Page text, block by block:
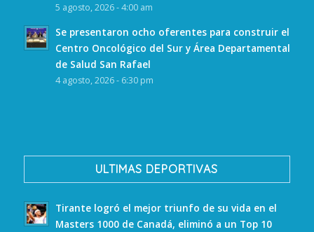
5 agosto, 2026 - 4:00 am
Se presentaron ocho oferentes para construir el
Centro Oncológico del Sur y Área Departamental
de Salud San Rafael
4 agosto, 2026 - 6:30 pm
ULTIMAS DEPORTIVAS
Tirante logró el mejor triunfo de su vida en el
Masters 1000 de Canadá, eliminó a un Top 10